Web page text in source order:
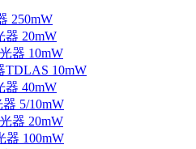
250mW
器 20mW
器 10mW
TDLAS 10mW
器 40mW
5/10mW
器 20mW
器 100mW